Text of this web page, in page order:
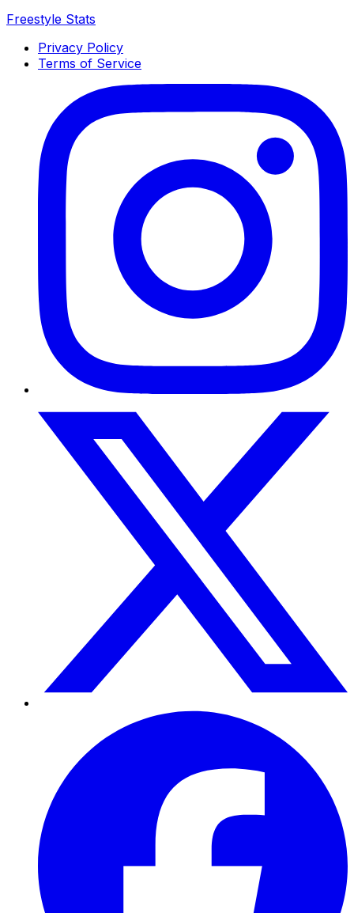
Freestyle Stats
Privacy Policy
Terms of Service